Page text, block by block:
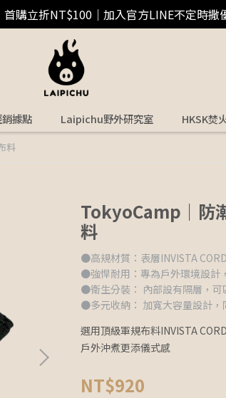
首購立折NT$100｜加入官方LINE不定時撒
據點 Laipichu野外研究室 HKSK焚
料
TokyoCamp｜防
料
●高規材質：表層INVISTA
●強悍耐用：專為戶外環境設計
●衛生分裝： 內部設有隔層，
●多元收納： 加寬大容量設計
選用頂級軍規布料INVISTA
戶外沖煮更添儀式感
NT$920